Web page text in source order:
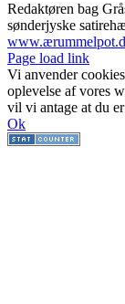
Redaktøren bag
sønderjyske
Facebook
Facebook
Facebook
Facebook
Instagram
Instagram
Instagram
LinkedIn
Page load link
Vi anvender
oplevelse af vores
vil vi antage at du
Ok
Go